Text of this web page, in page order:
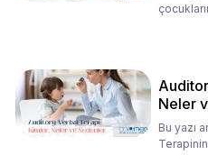
Neler
Bu yazı